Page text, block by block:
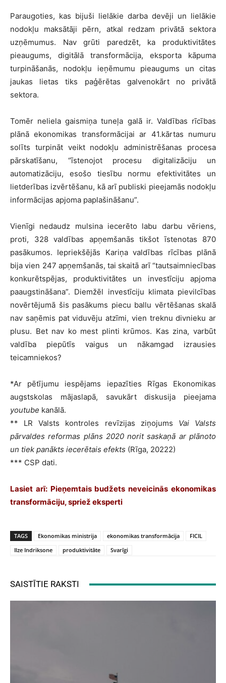
Paraugoties, kas bijuši lielākie darba devēji un lielākie
nodokļu maksātāji pērn, atkal redzam privātā sektora
uzņēmumus. Nav grūti paredzēt, ka produktivitātes
pieaugums, digitālā transformācija, eksporta kāpuma
turpināšanās, nodokļu ieņēmumu pieaugums un citas
jaukas lietas tiks paģērētas galvenokārt no privātā
sektora.
Tomēr neliela gaismiņa tuneļa galā ir. Valdības rīcības
plānā ekonomikas transformācijai ar 41.kārtas numuru
solīts turpināt veikt nodokļu administrēšanas procesa
pārskatīšanu, “īstenojot procesu digitalizāciju un
automatizāciju, esošo tiesību normu efektivitātes un
lietderības izvērtēšanu, kā arī publiski pieejamās nodokļu
informācijas apjoma paplašināšanu”.
Vienīgi nedaudz mulsina iecerēto labu darbu vēriens,
proti, 328 valdības apņemšanās tikšot īstenotas 870
pasākumos. Iepriekšējās Kariņa valdības rīcības plānā
bija vien 247 apņemšanās, tai skaitā arī “tautsaimniecības
konkurētspējas, produktivitātes un investīciju apjoma
paaugstināšana”. Diemžēl investīciju klimata pievilcības
novērtējumā šis pasākums piecu ballu vērtēšanas skalā
nav saņēmis pat viduvēju atzīmi, vien treknu divnieku ar
plusu. Bet nav ko mest plinti krūmos. Kas zina, varbūt
valdība piepūtīs vaigus un nākamgad izrausies
teicamniekos?
*Ar pētījumu iespējams iepazīties Rīgas Ekonomikas
augstskolas mājaslapā, savukārt diskusija pieejama
youtube kanālā.
** LR Valsts kontroles revīzijas ziņojums Vai Valsts
pārvaldes reformas plāns 2020 norit saskaņā ar plānoto
un tiek panākts iecerētais efekts (Rīga, 20222)
*** CSP dati.
Lasiet arī: Pieņemtais budžets neveicinās ekonomikas
transformāciju, spriež eksperti
TAGS Ekonomikas ministrija ekonomikas transformācija
FICIL
Ilze Indriksone
produktivitāte Svarīgi
SAISTĪTIE RAKSTI